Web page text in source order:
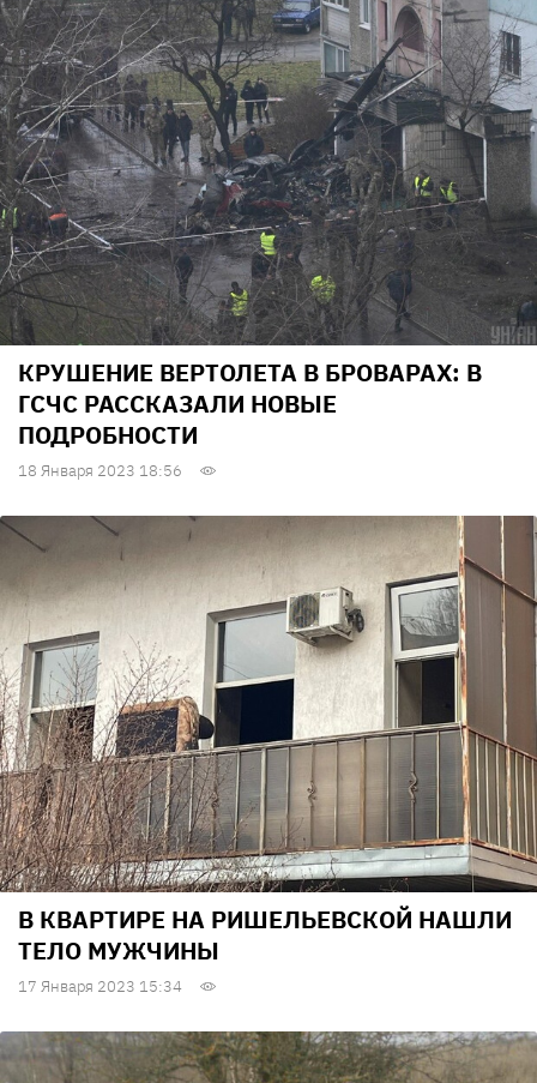
КРУШЕНИЕ ВЕРТОЛЕТА В БРОВАРАХ: В
ГСЧС РАССКАЗАЛИ НОВЫЕ
ПОДРОБНОСТИ
18 Января 2023 18:56
В КВАРТИРЕ НА РИШЕЛЬЕВСКОЙ НАШЛИ
ТЕЛО МУЖЧИНЫ
17 Января 2023 15:34